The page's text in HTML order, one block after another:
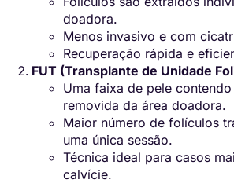
doadora.
Menos invasivo e com
Recuperação rápida e
FUT (Transplante de Unidade
Uma faixa de pele
removida da área doadora.
Maior número de folículos
uma única sessão.
Técnica ideal para casos
calvície.